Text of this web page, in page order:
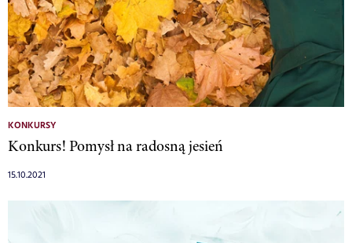
KONKURSY
Konkurs! Pomysł na radosną jesień
15.10.2021